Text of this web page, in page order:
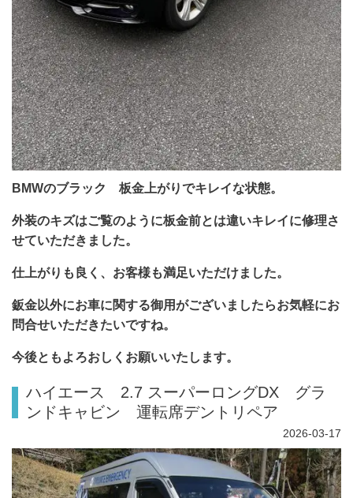
BMWのブラック 板金上がりでキレイな状態。
外装のキズはご覧のように板金前とは違いキレイに修理さ
せていただきました。
仕上がりも良く、お客様も満足いただけました。
鈑金以外にお車に関する御用がございましたらお気軽にお
問合せいただきたいですね。
今後ともよろおしくお願いいたします。
ハイエース 2.7 スーパーロングDX グラ
ンドキャビン 運転席デントリペア
2026-03-17